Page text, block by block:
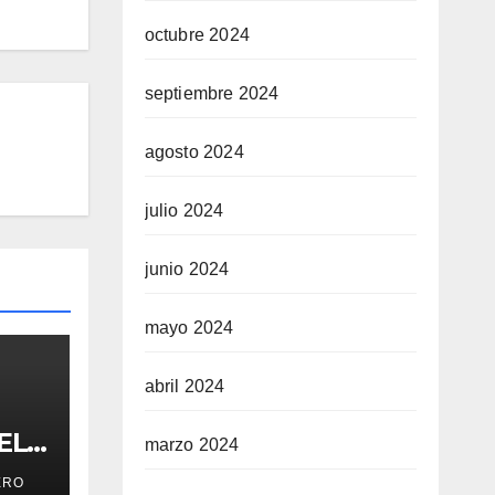
octubre 2024
septiembre 2024
agosto 2024
julio 2024
junio 2024
mayo 2024
abril 2024
marzo 2024